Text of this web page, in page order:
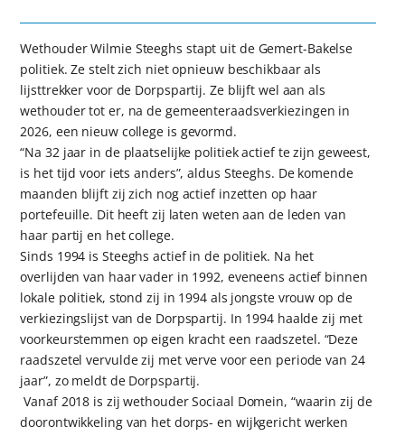
Wethouder Wilmie Steeghs stapt uit de Gemert-Bakelse
politiek. Ze stelt zich niet opnieuw beschikbaar als
lijsttrekker voor de Dorpspartij. Ze blijft wel aan als
wethouder tot er, na de gemeenteraadsverkiezingen in
2026, een nieuw college is gevormd.
“Na 32 jaar in de plaatselijke politiek actief te zijn geweest,
is het tijd voor iets anders”, aldus Steeghs. De komende
maanden blijft zij zich nog actief inzetten op haar
portefeuille. Dit heeft zij laten weten aan de leden van
haar partij en het college.
Sinds 1994 is Steeghs actief in de politiek. Na het
overlijden van haar vader in 1992, eveneens actief binnen
lokale politiek, stond zij in 1994 als jongste vrouw op de
verkiezingslijst van de Dorpspartij. In 1994 haalde zij met
voorkeurstemmen op eigen kracht een raadszetel. “Deze
raadszetel vervulde zij met verve voor een periode van 24
jaar”, zo meldt de Dorpspartij.
Vanaf 2018 is zij wethouder Sociaal Domein, “waarin zij de
doorontwikkeling van het dorps- en wijkgericht werken